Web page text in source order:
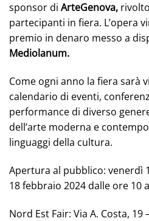
sponsor di ArteGenova,
partecipanti in fiera. L’opera
premio in denaro messo a
Mediolanum.
Come ogni anno la fiera sarà
calendario di eventi,
performance di diverso
dell’arte moderna e
linguaggi della cultura.
Apertura al pubblico: venerdì
18 febbraio 2024 dalle ore 10
Nord Est Fair: Via A. Costa, 19